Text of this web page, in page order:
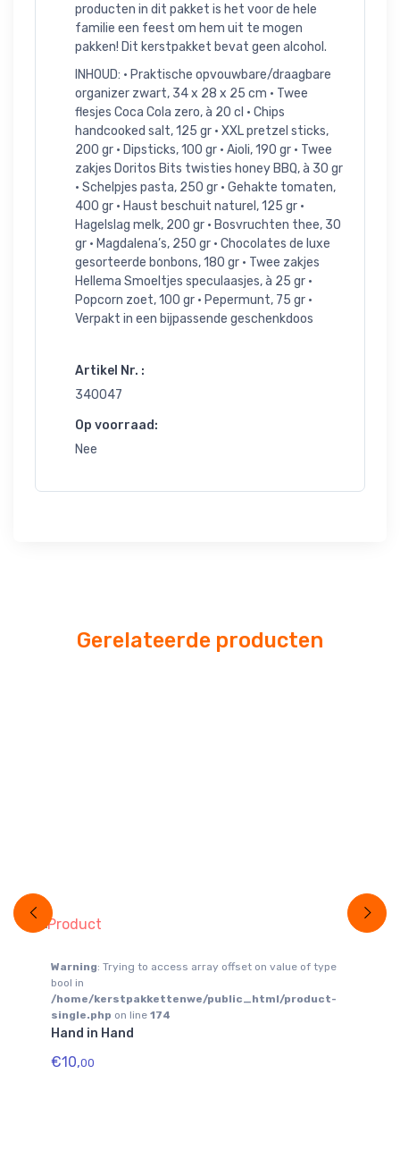
producten in dit pakket is het voor de hele
familie een feest om hem uit te mogen
pakken! Dit kerstpakket bevat geen alcohol.
INHOUD: • Praktische opvouwbare/draagbare
organizer zwart, 34 x 28 x 25 cm • Twee
flesjes Coca Cola zero, à 20 cl • Chips
handcooked salt, 125 gr • XXL pretzel sticks,
200 gr • Dipsticks, 100 gr • Aioli, 190 gr • Twee
zakjes Doritos Bits twisties honey BBQ, à 30 gr
• Schelpjes pasta, 250 gr • Gehakte tomaten,
400 gr • Haust beschuit naturel, 125 gr •
Hagelslag melk, 200 gr • Bosvruchten thee, 30
gr • Magdalena’s, 250 gr • Chocolates de luxe
gesorteerde bonbons, 180 gr • Twee zakjes
Hellema Smoeltjes speculaasjes, à 25 gr •
Popcorn zoet, 100 gr • Pepermunt, 75 gr •
Verpakt in een bijpassende geschenkdoos
Artikel Nr. :
340047
Op voorraad:
Nee
Gerelateerde producten
Warning: Trying to access array offset on value of type
bool in
/home/kerstpakkettenwe/public_html/product-
single.php on line 174
Hand in Hand
€10,00